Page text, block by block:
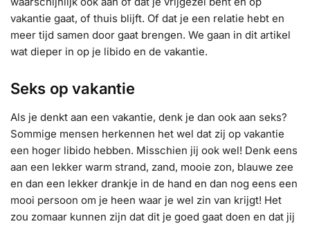
vakantie gaat, of thuis blijft. Of dat je een relatie hebt en
meer tijd samen door gaat brengen. We gaan in dit artikel
wat dieper in op je libido en de vakantie.
Seks op vakantie
Als je denkt aan een vakantie, denk je dan ook aan seks?
Sommige mensen herkennen het wel dat zij op vakantie
een hoger libido hebben. Misschien jij ook wel! Denk eens
aan een lekker warm strand, zand, mooie zon, blauwe zee
en dan een lekker drankje in de hand en dan nog eens een
mooi persoon om je heen waar je wel zin van krijgt! Het
zou zomaar kunnen zijn dat dit je goed gaat doen en dat jij